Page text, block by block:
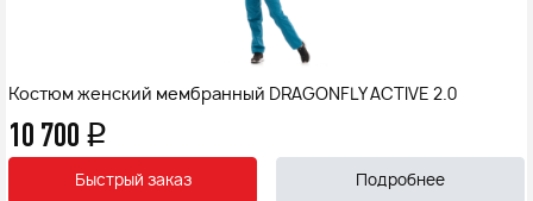
Костюм женский мембранный DRAGONFLY ACTIVE 2.0
10 700 q
Быстрый заказ Подробнее